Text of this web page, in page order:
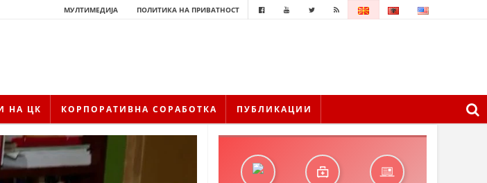
МУЛТИМЕДИЈА ПОЛИТИКА НА ПРИВАТНОСТ
НА ЦК КОРПОРАТИВНА СОРАБОТКА ПУБЛИКАЦИИ